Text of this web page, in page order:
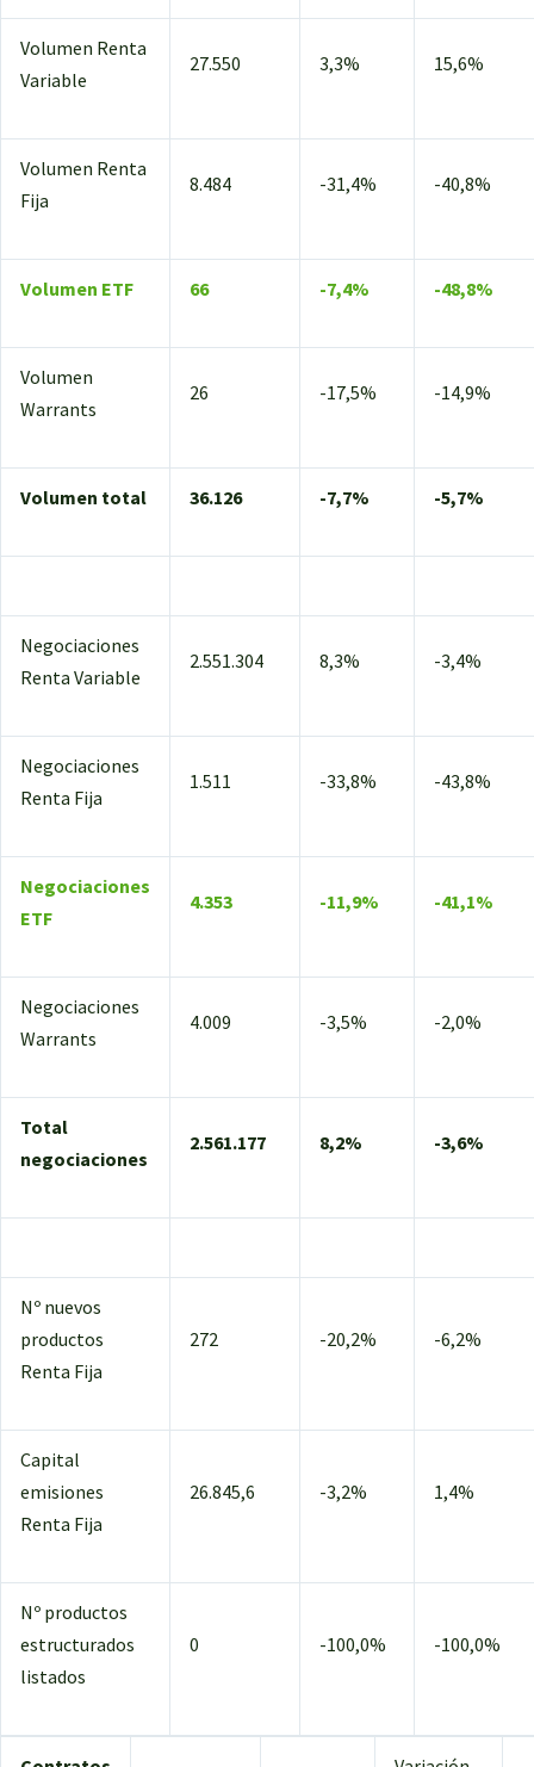
Volumen Renta
Variable
27.550 3,3% 15,6%
Volumen Renta
Fija
8.484 -31,4% -40,8%
Volumen ETF 66 -7,4% -48,8%
Volumen
Warrants
26 -17,5% -14,9%
Volumen total 36.126 -7,7% -5,7%
Negociaciones
Renta Variable
2.551.304 8,3% -3,4%
Negociaciones
Renta Fija
1.511 -33,8% -43,8%
Negociaciones
ETF
4.353 -11,9% -41,1%
Negociaciones
Warrants
4.009 -3,5% -2,0%
Total
negociaciones
2.561.177 8,2% -3,6%
Nº nuevos
productos
Renta Fija
272 -20,2% -6,2%
Capital
emisiones
Renta Fija
26.845,6 -3,2% 1,4%
Nº productos
estructurados
listados
0 -100,0% -100,0%